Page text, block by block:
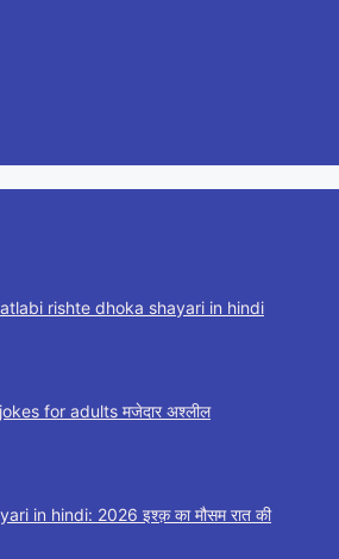
rishte dhoka shayari in hindi
for adults मजेदार अश्लील
in hindi: 2026 इश्क़ का मौसम रात की